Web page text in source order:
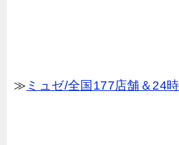
≫ ミュゼ/全国177店舗＆24